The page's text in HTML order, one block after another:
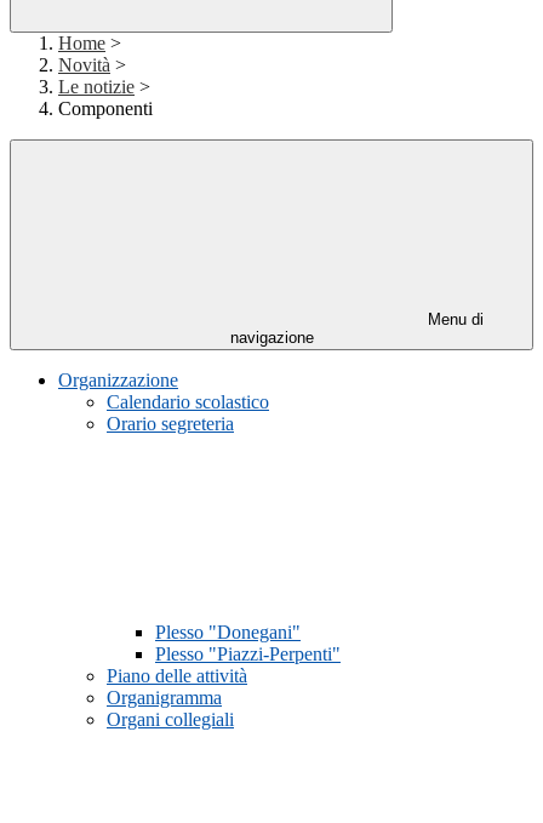
Home >
Novità >
Le notizie >
Componenti
Menu di
navigazione
Organizzazione
Calendario scolastico
Orario segreteria
Plesso "Donegani"
Plesso "Piazzi-Perpenti"
Piano delle attività
Organigramma
Organi collegiali